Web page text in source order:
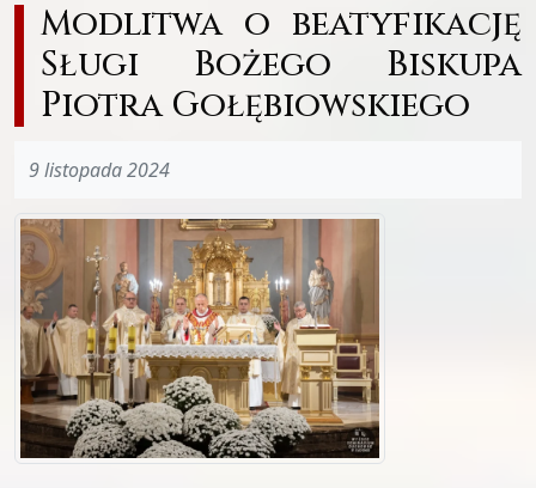
Modlitwa o beatyfikację
Sługi Bożego Biskupa
Piotra Gołębiowskiego
9 listopada 2024